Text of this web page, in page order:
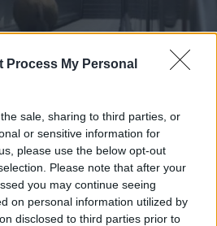
Process My Personal
sale, sharing to third parties, or
or sensitive information for
please use the below opt-out
Please note that after your
you may continue seeing
on personal information utilized by
disclosed to third parties prior to
szombat
le a budapesti
az egyik kocsira,
videóval